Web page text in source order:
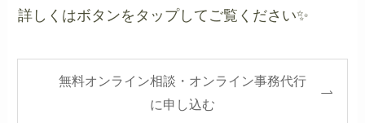
詳しくはボタンをタップしてご覧ください✨
無料オンライン相談・オンライン事務代行
に申し込む